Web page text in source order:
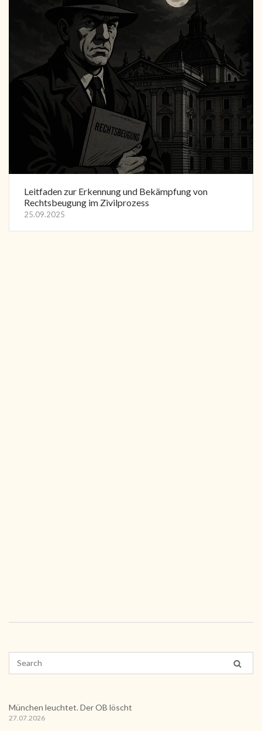
Leitfaden zur Erkennung und Bekämpfung von
Rechtsbeugung im Zivilprozess
25.09.2025
München leuchtet. Der OB löscht
27.07.2026